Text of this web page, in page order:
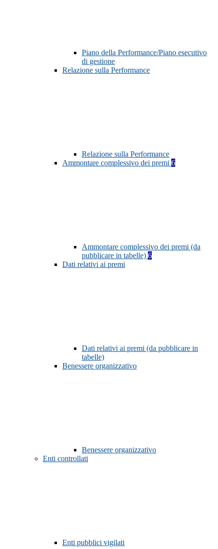
Piano della Performance/Piano esecutivo
di gestione
Relazione sulla Performance
Relazione sulla Performance
Ammontare complessivo dei premi 6
Ammontare complessivo dei premi (da
pubblicare in tabelle) 6
Dati relativi ai premi
Dati relativi ai premi (da pubblicare in
tabelle)
Benessere organizzativo
Benessere organizzativo
Enti controllati
Enti pubblici vigilati